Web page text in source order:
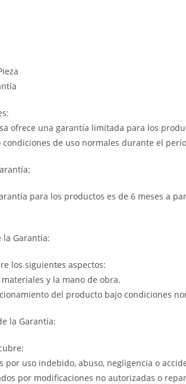
ofrece una garantía limitada para los
de uso normales durante el
para los productos es de 6 meses a
la Garantía:
los siguientes aspectos:
y la mano de obra.
del producto bajo condiciones
la Garantía:
por uso indebido, abuso, negligencia o
por modificaciones no autorizadas o